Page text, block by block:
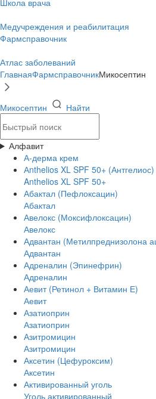
Школа врача
Медучреждения и реабилитация
Фармсправочник
Атлас заболеваний
ГлавнаяФармсправочникМикосептин
Микосептин Найти
Алфавит
А-дерма крем
Аnthelios XL SPF 50+ (Антгелиос)
Anthelios XL SPF 50+
Абактал (Пефлоксацин)
Абактал
Авелокс (Моксифлоксацин)
Авелокс
Адвантан (Метилпреднизолона
Адвантан
Адреналин (Эпинефрин)
Адреналин
Аевит (Ретинол + Витамин Е)
Аевит
Азатиоприн
Азатиоприн
Азитромицин
Азитромицин
Аксетин (Цефуроксим)
Аксетин
Активированный уголь
Уголь активированный